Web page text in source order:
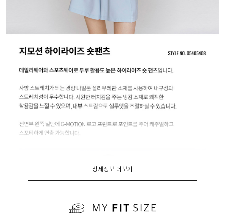
상세정보 더보기